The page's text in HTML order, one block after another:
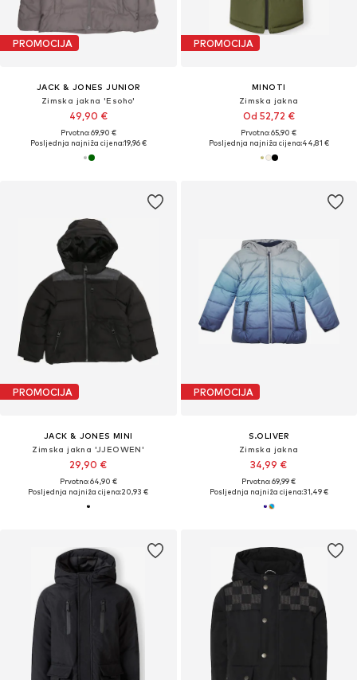
PROMOCIJA
JACK & JONES JUNIOR
Zimska jakna 'Esoho'
49,90 €
Prvotno: 69,90 €
Posljednja najniža cijena:19,96 €
PROMOCIJA
MINOTI
Zimska jakna
Od 52,72 €
Prvotno: 65,90 €
Posljednja najniža cijena:44,81 €
PROMOCIJA
JACK & JONES MINI
Zimska jakna 'JJEOWEN'
29,90 €
Prvotno: 64,90 €
Posljednja najniža cijena:20,93 €
PROMOCIJA
S.OLIVER
Zimska jakna
34,99 €
Prvotno: 69,99 €
Posljednja najniža cijena:31,49 €